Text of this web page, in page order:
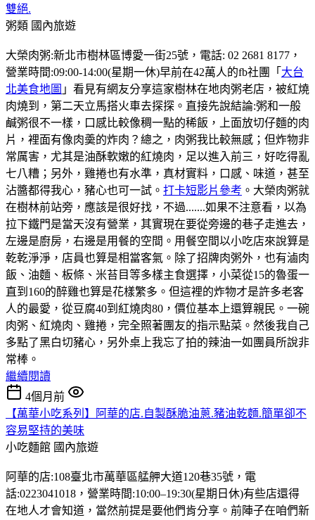
雙絕.
粥類 國內旅遊
大榮肉粥:新北市樹林區博愛一街25號，電話: 02 2681 8177，
營業時間:09:00-14:00(星期一休)早前在42萬人的fb社團「 大台
北美食地圖 」看見有網友分享這家樹林在地肉粥老店，被紅燒
肉燒到，第二天立馬搭火車去探探。直接先說結論:粥和一般
鹹粥很不一樣，口感比較像稠一點的稀飯，上面放切仔麵的肉
片，裡面有像肉羮的炸肉？總之，肉粥我比較無感；但炸物非
常厲害，尤其是油酥軟嫩的紅燒肉，足以進入前三，好吃得亂
七八糟；另外，雞捲也有水準，真材實料，口感、味道，甚至
沾醬都得我心，豬心也可一試。 打卡短影片參考 。大榮肉粥就
在樹林前站旁，應該是很好找，不過.......如果不注意看，以為
拉下鐵門是當天沒有營業，其實現在要從旁邊的巷子走進去，
左邊是廚房，右邊是用餐的空間。用餐空間以小吃店來說算是
乾乾淨淨，店員也算是相當客氣。除了招牌肉粥外，也有滷肉
飯、油麵、板條、米苔目等多樣主食選擇，小菜從15的魯蛋一
直到160的醉雞也算是花樣繁多。但這裡的炸物才是許多老客
人的最愛，從豆腐40到紅燒肉80，價位基本上還算親民。一碗
肉粥、紅燒肉、雞捲，完全照著團友的指示點菜。然後我自己
多點了黑白切豬心，另外桌上我忘了拍的辣油一如團員所說非
常棒。
繼續閱讀
4個月前
【萬華小吃系列】阿華的店.自製酥脆油蔥.豬油乾麵.簡單卻不
容易堅持的美味
小吃麵館 國內旅遊
阿華的店:108臺北市萬華區艋舺大道120巷35號，電
話:0223041018，營業時間:10:00–19:30(星期日休)有些店還得
在地人才會知道，當然前提是要他們肯分享。前陣子在咱們新